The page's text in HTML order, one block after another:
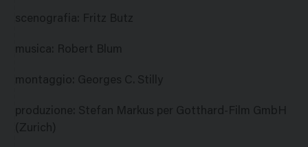
scenografia: Fritz Butz
musica: Robert Blum
montaggio: Georges C. Stilly
produzione: Stefan Markus per Gotthard-Film GmbH
(Zurich)